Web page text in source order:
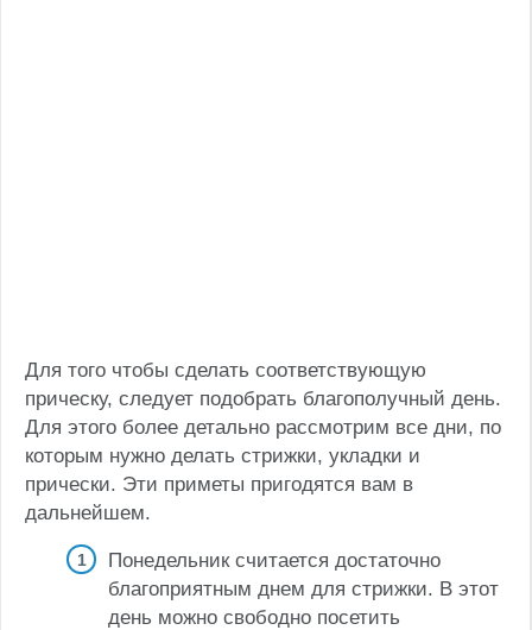
Для того чтобы сделать соответствующую
прическу, следует подобрать благополучный день.
Для этого более детально рассмотрим все дни, по
которым нужно делать стрижки, укладки и
прически. Эти приметы пригодятся вам в
дальнейшем.
Понедельник считается достаточно
благоприятным днем для стрижки. В этот
день можно свободно посетить